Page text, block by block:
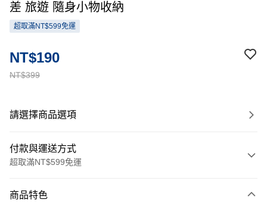
差 旅遊 隨身小物收納
超取滿NT$599免運
NT$399
NT$190
請選擇商品選項
付款與運送方式
超取滿NT$599免運
信用卡一次付款
商品特色